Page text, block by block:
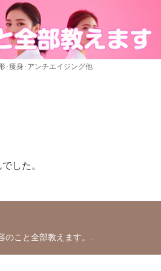
･痩身･アンチエイジング他
した。
のこと全部教えます。.